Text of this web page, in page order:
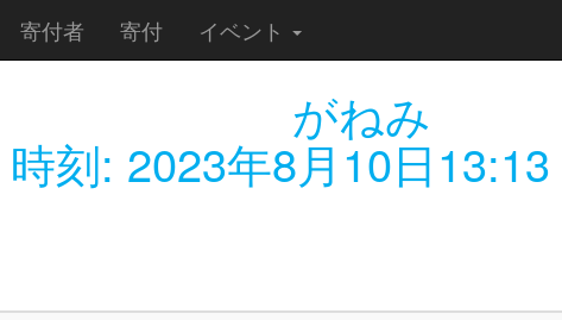
寄付者 寄付 イベント
がねみ
刻: 2023年8月10日13:13